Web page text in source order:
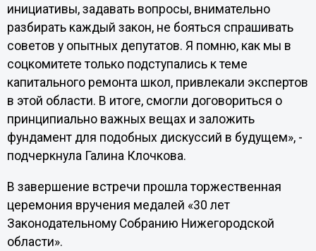
инициативы, задавать вопросы, внимательно
разбирать каждый закон, не бояться спрашивать
советов у опытных депутатов. Я помню, как мы в
соцкомитете только подступались к теме
капитального ремонта школ, привлекали экспертов
в этой области. В итоге, смогли договориться о
принципиально важных вещах и заложить
фундамент для подобных дискуссий в будущем», -
подчеркнула Галина Клочкова.
В завершение встречи прошла торжественная
церемония вручения медалей «30 лет
Законодательному Собранию Нижегородской
области».